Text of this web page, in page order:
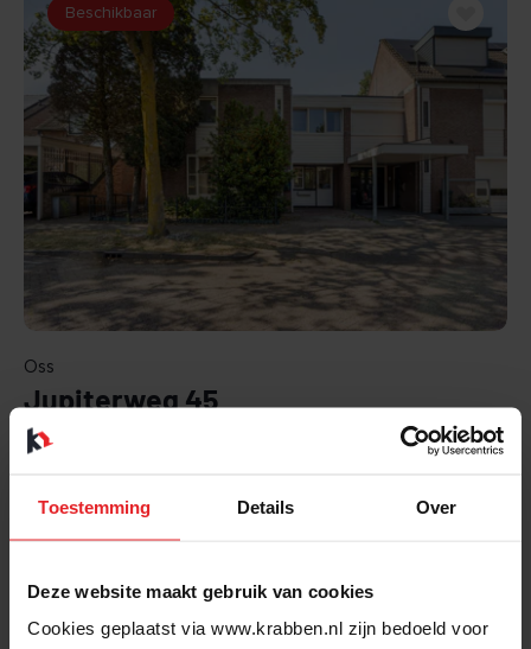
Toestemming Details Over
Deze website maakt gebruik van cookies
Cookies geplaatst via www.krabben.nl zijn bedoeld voor
BEKIJK
Beschikbaar
Oss
Jupiterweg 45
€ 399.000,- k.k. | 115 m | 3 kamers | Energielabel: C